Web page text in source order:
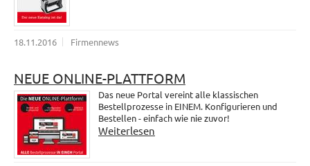
18.11.2016 Firmennews
NEUE ONLINE-PLATTFORM
Das neue Portal vereint alle klassischen
Bestellprozesse in EINEM. Konfigurieren und
Bestellen - einfach wie nie zuvor!
Weiterlesen